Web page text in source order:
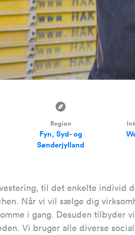
Region
Fyn, Syd- og
Sønderjylland
til det enkelte individ
Når vi vil sælge dig
i gang. Desuden tilbyder
Vi bruger alle diverse